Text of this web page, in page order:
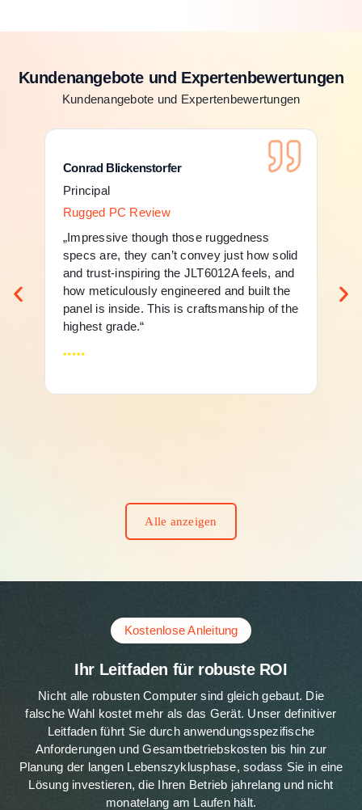
Kundenangebote und Expertenbewertungen
Kundenangebote und Expertenbewertungen
Conrad Blickenstorfer
Principal
Rugged PC Review
„Impressive though those ruggedness
specs are, they can’t convey just how solid
and trust-inspiring the JLT6012A feels, and
how meticulously engineered and built the
panel is inside. This is craftsmanship of the
highest grade.“
Alle anzeigen
Kostenlose Anleitung
Ihr Leitfaden für robuste ROI
Nicht alle robusten Computer sind gleich gebaut. Die
falsche Wahl kostet mehr als das Gerät. Unser definitiver
Leitfaden führt Sie durch anwendungsspezifische
Anforderungen und Gesamtbetriebskosten bis hin zur
Planung der langen Lebenszyklusphase, sodass Sie in eine
Lösung investieren, die Ihren Betrieb jahrelang und nicht
monatelang am Laufen hält.